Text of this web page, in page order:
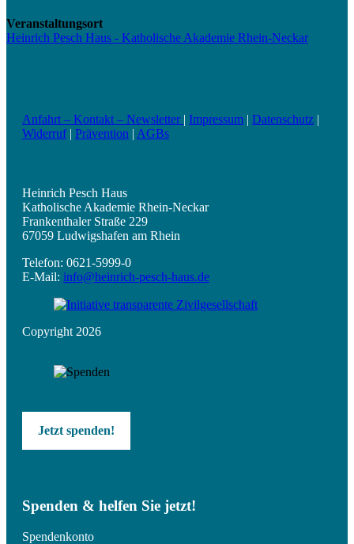
Veranstaltungsort
Heinrich Pesch Haus - Katholische Akademie Rhein-Neckar
Anfahrt – Kontakt – Newsletter | Impressum | Datenschutz |
Widerruf| Prävention | AGBs
Heinrich Pesch Haus
Katholische Akademie Rhein-Neckar
Frankenthaler Straße 229
67059 Ludwigshafen am Rhein
Telefon: 0621-5999-0
E-Mail: info@heinrich-pesch-haus.de
Copyright 2026
Jetzt spenden!
Spenden & helfen Sie jetzt!
Spendenkonto